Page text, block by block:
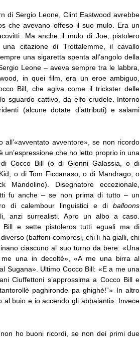
di Sergio Leone, Clint Eastwood avrebbe
che avevano offeso il suo mulo. Era un
Ma anche il mulo di Joe, pistolero
citazione di Trottalemme, il cavallo
una sigaretta spenta all’angolo della
Leone – aveva sempre tra le labbra,
in quei film, era un eroe ambiguo,
Bill, che agiva come il trickster delle
sguardo cattivo, da elfo crudele. Intorno
(alcune dotate d’attributi) e salami
all’«avventato avventore», se non ricordo
un’espressione che ho letto proprio in una
Cocco Bill (o di Gionni Galassia, o di
o di Tom Ficcanaso, o di Mandrago, o
Mandolino). Disegnatore eccezionale,
fu anche – se non prima di tutto – un
di calembour linguistici e diballoons
anzi surrealisti. Apro un albo a caso.
Bill e sette pistoleros tutti eguali ma di
(baffoni compresi, chi li ha gialli, chi
ciascuno al suo turno da bere: «Una
una in decoltè», «A me una birra al
Sugana». Ultimo Cocco Bill: «E a me una
Ciuffettoni s’approssima a Cocco Bill e
paghironde pa ghighè!”» In altro
al buio e io accendo gli abbaianti». Invece
ho buoni ricordi, se non dei primi due